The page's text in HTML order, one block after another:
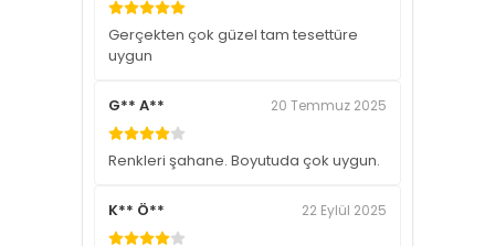
Gerçekten çok güzel tam tesettüre
uygun
G** A** 20 Temmuz 2025
Renkleri şahane. Boyutuda çok uygun.
K** Ö** 22 Eylül 2025